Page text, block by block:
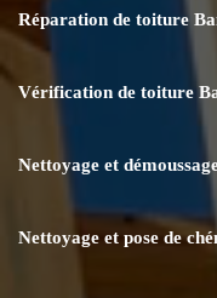
Réparation de toiture
Vérification de toiture
Nettoyage et
Nettoyage et pose de